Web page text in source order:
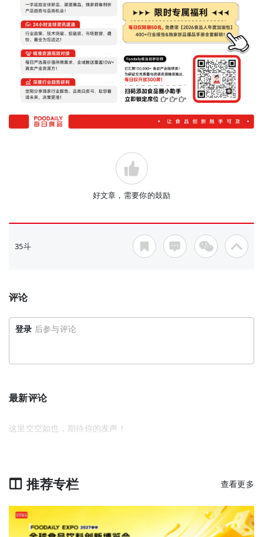
好文章，需要你的鼓励
35斗
评论
登录 后参与评论
最新评论
这里空空如也，期待你的发声！
推荐专栏 查看更多